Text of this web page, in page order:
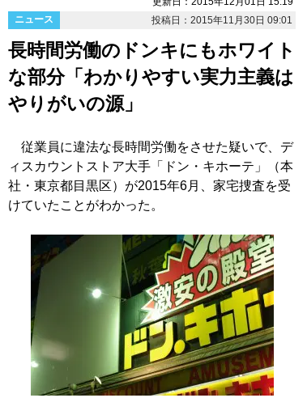
ニュース
投稿日：2015年11月30日 09:01
長時間労働のドンキにもホワイト
な部分「わかりやすい実力主義は
やりがいの源」
従業員に違法な長時間労働をさせた疑いで、デ
ィスカウントストア大手「ドン・キホーテ」（本
社・東京都目黒区）が2015年6月、家宅捜査を受
けていたことがわかった。